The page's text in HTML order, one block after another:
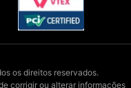
os direitos reservados.
corrigir ou alterar informações